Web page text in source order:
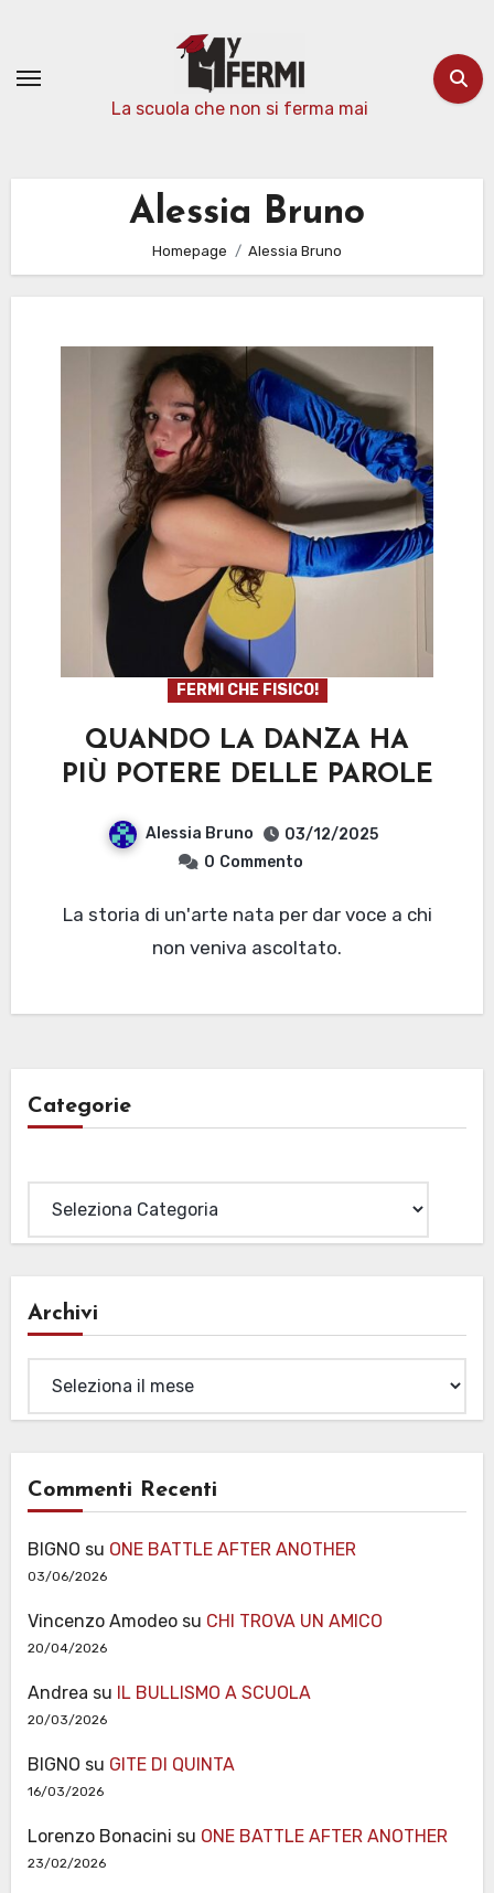
contenuto
La scuola che non si ferma mai
Alessia Bruno
Homepage Alessia Bruno
FERMI CHE FISICO!
QUANDO LA DANZA HA
PIÙ POTERE DELLE PAROLE
Alessia Bruno
03/12/2025
0 Commento
La storia di un'arte nata per dar voce a chi
non veniva ascoltato.
Categorie
Archivi
Commenti Recenti
BIGNO su ONE BATTLE AFTER ANOTHER
03/06/2026
Vincenzo Amodeosu CHI TROVA UN AMICO
20/04/2026
Andrea su IL BULLISMO A SCUOLA
20/03/2026
BIGNO su GITE DI QUINTA
16/03/2026
Lorenzo Bonacini su ONE BATTLE AFTER ANOTHER
23/02/2026